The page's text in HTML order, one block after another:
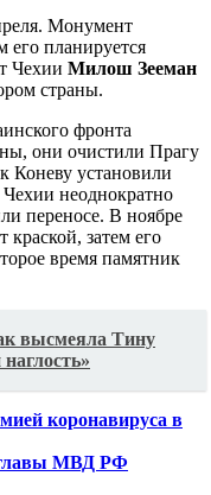
Монумент
его планируется
Чехии Милош Зееман
страны.
фронта
они очистили Прагу
Коневу установили
неоднократно
переносе. В ноябре
затем его
время памятник
высмеяла Тину
коронавируса в
МВД РФ